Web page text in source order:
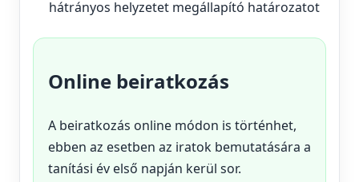
hátrányos helyzetet megállapító határozatot
Online beiratkozás
A beiratkozás online módon is történhet,
ebben az esetben az iratok bemutatására a
tanítási év első napján kerül sor.